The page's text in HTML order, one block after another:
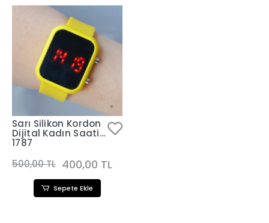
Sarı Silikon Kordon
Dijital Kadın Saati
1787
500,00 TL 400,00 TL
Sepete Ekle